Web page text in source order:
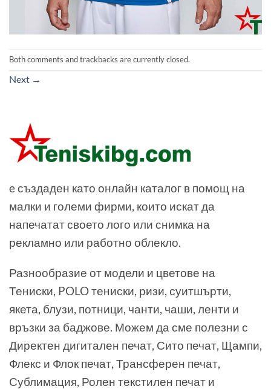
Both comments and trackbacks are currently closed.
Next →
e създаден като онлайн каталог в помощ на
малки и големи фирми, които искат да
напечатат своето лого или снимка на
рекламно или работно облекло.
Разнообразие от модели и цветове на
Тениски, POLO тениски, ризи, суитшърти,
якета, блузи, потници, чанти, чаши, ленти и
връзки за баджове. Можем да сме полезни с
Директен дигитален печат, Сито печат, Щампи,
Флекс и Флок печат, Трансферен печат,
Сублимация, Ролен текстилен печат и